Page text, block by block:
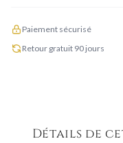
Paiement sécurisé
Retour gratuit 90 jours
Détails de